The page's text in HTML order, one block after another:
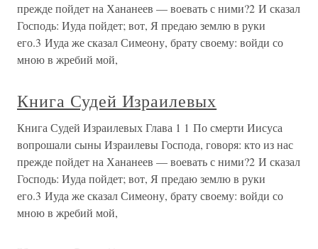
прежде пойдет на Хананеев — воевать с ними?2 И сказал
Господь: Иуда пойдет; вот, Я предаю землю в руки
его.3 Иуда же сказал Симеону, брату своему: войди со
мною в жребий мой,
Книга Судей Израилевых
Книга Судей Израилевых Глава 1 1 По смерти Иисуса
вопрошали сыны Израилевы Господа, говоря: кто из нас
прежде пойдет на Хананеев — воевать с ними?2 И сказал
Господь: Иуда пойдет; вот, Я предаю землю в руки
его.3 Иуда же сказал Симеону, брату своему: войди со
мною в жребий мой,